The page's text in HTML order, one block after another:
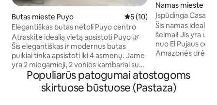
Butas mieste Puyo Vidutinis įvertinimas: 5 iš 5,
5 (10)
Elegantiškas butas netoli Puyo centro
Atraskite idealią vietą apsistoti Puyo 🌿
Šis elegantiškas ir modernus butas
puikiai tinka apsistoti iki 4 asmenų. Jame
yra 2 miegamieji, 2 vonios kambariai su
tualetu, erdvi svetainė, virtuvė ir
valgomojo zonos, sukurtos taip, kad
galėtumėte jaustis patogiai ir
Namas mieste
Įspūdinga Casa
Šis namas idealiai
šeimai! Jis yra už
nuo El Pujaus
Amazonės
galėsite mėgautis
Erdvė Įspūdingas 450 m2 namas,
modernus ir
Populiarūs patogumai atostogoms
skirtuose būstuose (Pastaza)